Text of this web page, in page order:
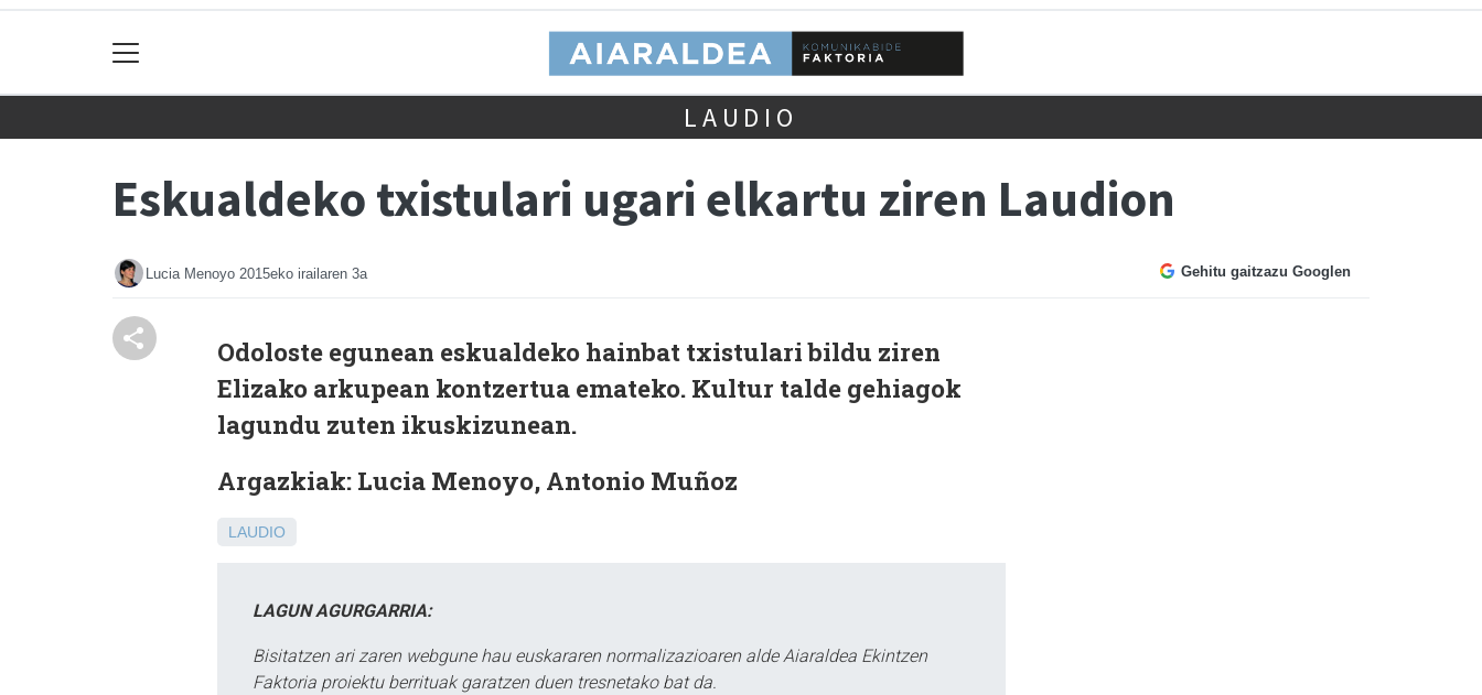
LAUDIO
Eskualdeko txistulari ugari elkartu ziren Laudion
Lucia Menoyo 2015eko irailaren 3a Gehitu gaitzazu Googlen
Odoloste egunean eskualdeko hainbat txistulari bildu ziren
Elizako arkupean kontzertua emateko. Kultur talde gehiagok
lagundu zuten ikuskizunean.
Argazkiak: Lucia Menoyo, Antonio Muñoz
LAUDIO
LAGUN AGURGARRIA:
Bisitatzen ari zaren webgune hau euskararen normalizazioaren alde Aiaraldea Ekintzen
Faktoria proiektu berrituak garatzen duen tresnetako bat da.